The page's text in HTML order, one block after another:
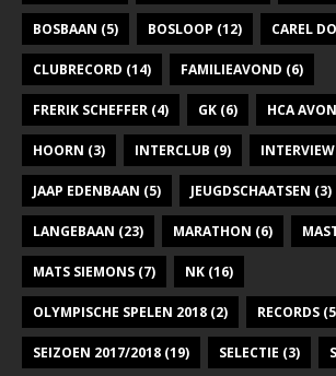
BOSBAAN (5) BOSLOOP (12) CAREL
CLUBRECORD (14) FAMILIEAVOND (6)
FRERIK SCHEFFER (4) GK (6) HCA
HOORN (3) INTERCLUB (9) INTERVIEW
JAAP EDENBAAN (5) JEUGDSCHAATSEN (3)
LANGEBAAN (23) MARATHON (6)
MATS SIEMONS (7) NK (16)
OLYMPISCHE SPELEN 2018 (2) RECORDS
SEIZOEN 2017/2018 (19) SELECTIE (3)